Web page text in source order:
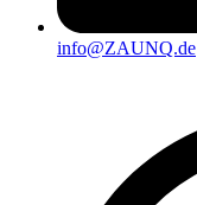
info@ZAUNQ.de